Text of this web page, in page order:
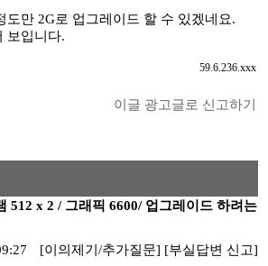
도만 2G로 업그레이드 할 수 있겠네요.
보입니다.
59.6.236.xxx
이글 광고글로 신고하기
512 x 2 / 그래픽 6600/ 업그레이드 하려는
[이의제기/추가질문] [부실답변 신고]